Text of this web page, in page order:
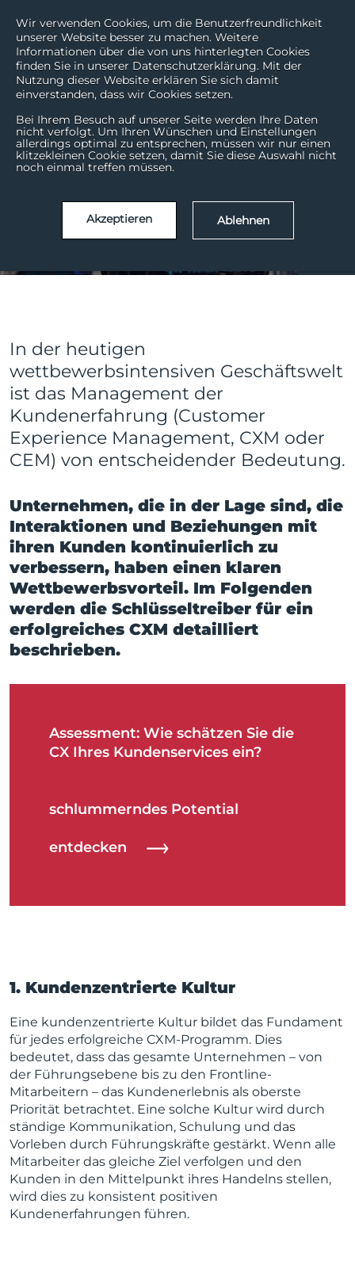
Wir verwenden Cookies, um die Benutzerfreundlichkeit
unserer Website besser zu machen. Weitere
Informationen über die von uns hinterlegten Cookies
finden Sie in unserer Datenschutzerklärung. Mit der
Nutzung dieser Website erklären Sie sich damit
einverstanden, dass wir Cookies setzen.
Bei Ihrem Besuch auf unserer Seite werden Ihre Daten
nicht verfolgt. Um Ihren Wünschen und Einstellungen
allerdings optimal zu entsprechen, müssen wir nur einen
klitzekleinen Cookie setzen, damit Sie diese Auswahl nicht
noch einmal treffen müssen.
Akzeptieren Ablehnen
Erfolgsstrategien in der
Customer Experience:
Schlüsselfaktoren
In der heutigen
wettbewerbsintensiven Geschäftswelt
ist das Management der
Kundenerfahrung (Customer
Experience Management, CXM oder
CEM) von entscheidender Bedeutung.
Unternehmen, die in der Lage sind, die
Interaktionen und Beziehungen mit
ihren Kunden kontinuierlich zu
verbessern, haben einen klaren
Wettbewerbsvorteil. Im Folgenden
werden die Schlüsseltreiber für ein
erfolgreiches CXM detailliert
beschrieben.
Assessment: Wie schätzen Sie die
CX Ihres Kundenservices ein?
schlummerndes Potential
entdecken
1. Kundenzentrierte Kultur
Eine kundenzentrierte Kultur bildet das Fundament
für jedes erfolgreiche CXM-Programm. Dies
bedeutet, dass das gesamte Unternehmen – von
der Führungsebene bis zu den Frontline-
Mitarbeitern – das Kundenerlebnis als oberste
Priorität betrachtet. Eine solche Kultur wird durch
ständige Kommunikation, Schulung und das
Vorleben durch Führungskräfte gestärkt. Wenn alle
Mitarbeiter das gleiche Ziel verfolgen und den
Kunden in den Mittelpunkt ihres Handelns stellen,
wird dies zu konsistent positiven
Kundenerfahrungen führen.